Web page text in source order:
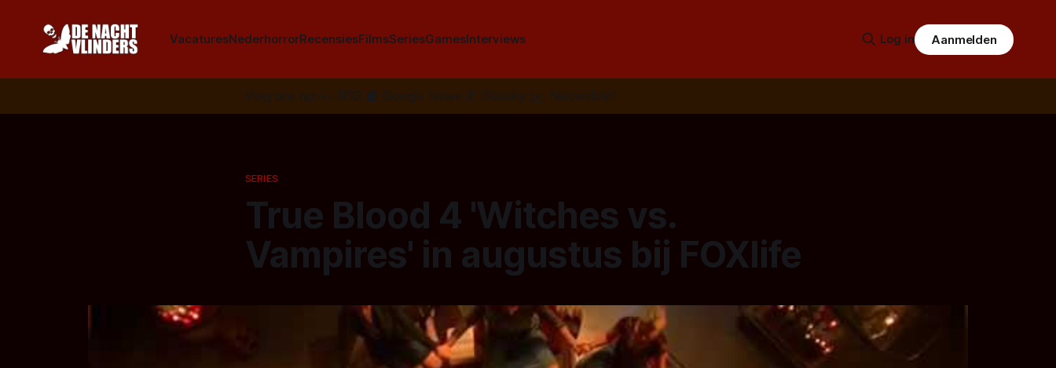
VacaturesNederhorrorRecensiesFilmsSeriesGamesInterviews Log in Aanmelden
Volg ons op: 📣 RSS 📰 Google News 🦋 Bluesky ✉️ Nieuwsbrief
SERIES
True Blood 4 'Witches vs.
Vampires' in augustus bij FOXlife